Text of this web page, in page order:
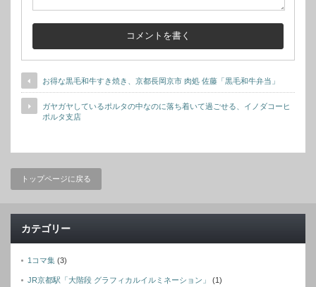
お得な黒毛和牛すき焼き、京都長岡京市 肉処 佐藤「黒毛和牛弁当」
ガヤガヤしているポルタの中なのに落ち着いて過ごせる、イノダコーヒ
ポルタ支店
トップページに戻る
カテゴリー
1コマ集 (3)
JR京都駅「大階段 グラフィカルイルミネーション」 (1)